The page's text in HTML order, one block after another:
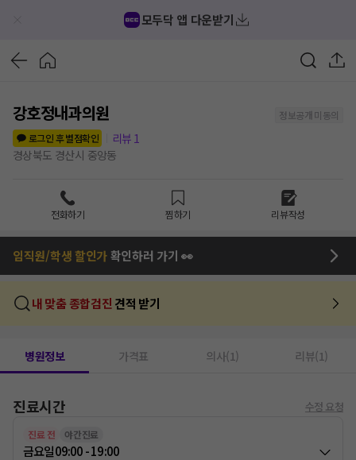
모두닥 앱 다운받기
강호정내과의원
정보공개 미동의
로그인 후 별점확인
리뷰 1
경상북도 경산시 중앙동
전화하기 찜하기 리뷰작성
임직원/학생 할인가확인하러 가기 👀
내 맞춤 종합검진 견적 받기
병원정보 가격표 의사(1) 리뷰(1)
진료시간 수정 요청
진료 전 야간진료
금요일09:00 - 19:00